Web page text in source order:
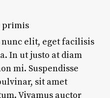
primis
nunc elit, eget facilisis
In ut justo at diam
mi. Suspendisse
sit amet
Vivamus auctor